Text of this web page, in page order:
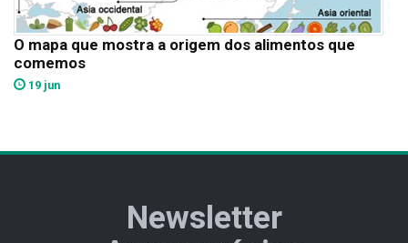
O mapa que mostra a origem dos alimentos que
comemos
19 jun
Newsletter